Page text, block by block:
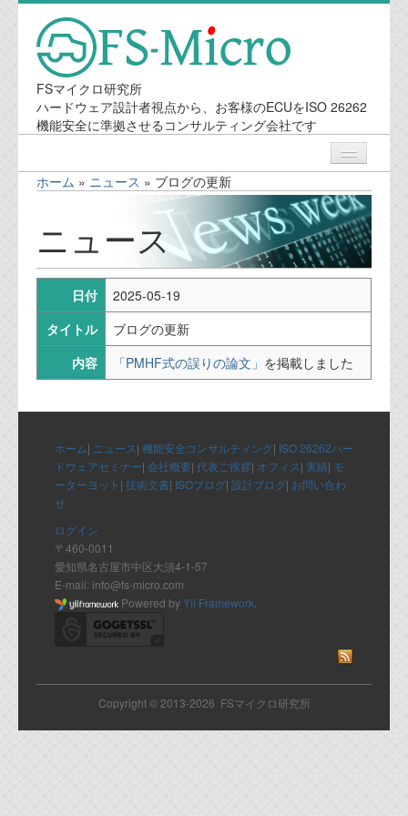
FSマイクロ研究所
ハードウェア設計者視点から、お客様のECUをISO 26262
機能安全に準拠させるコンサルティング会社です
ニュース
業務内容
機能安全コンサルティング
会社案内
オフィス
実績
ブログ
機能安全ブログ
設計ブログ
外部投稿記事
ホーム » ニュース » ブログの更新
ニュース
日付
2025-05-19
タイトル
ブログの更新
内容
「PMHF式の誤りの論文」 を掲載しました
ホーム| ニュース| 機能安全コンサルティング| ISO 26262ハー
ドウェアセミナー| 会社概要| 代表ご挨拶| オフィス| 実績| モ
ーターヨット | 技術文書| ISOブログ| 設計ブログ| お問い合わ
せ
ログイン
〒460-0011
愛知県名古屋市中区大須4-1-57
E-mail: info@fs-micro.com
Powered byYii Framework
Copyright © 2013-2026 FSマイクロ研究所